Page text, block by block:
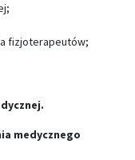
fizjoterapeutów;
medycznego